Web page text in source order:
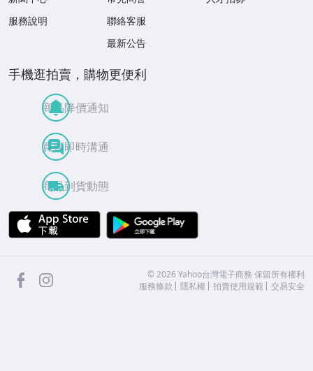
服務說明
聯絡客服
最新公告
手機逛拍賣，購物更便利
商品降價通知
買賣即時溝通
商品到貨動態
APP Store
facebook ©2026 Yahoo台灣電子商務 保留所有權利
服務條款
隱私權 拍賣使用規範 交易安全